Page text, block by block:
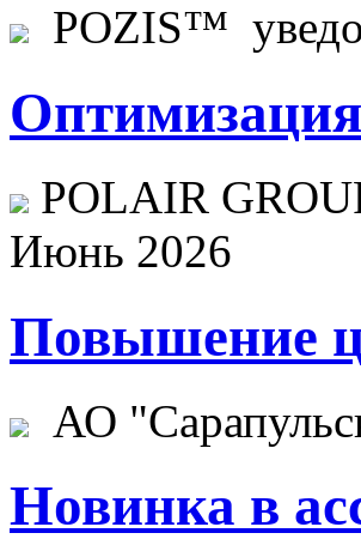
POZIS™
POLAIR
Июнь 2026
Повышение
АО
Новинка в